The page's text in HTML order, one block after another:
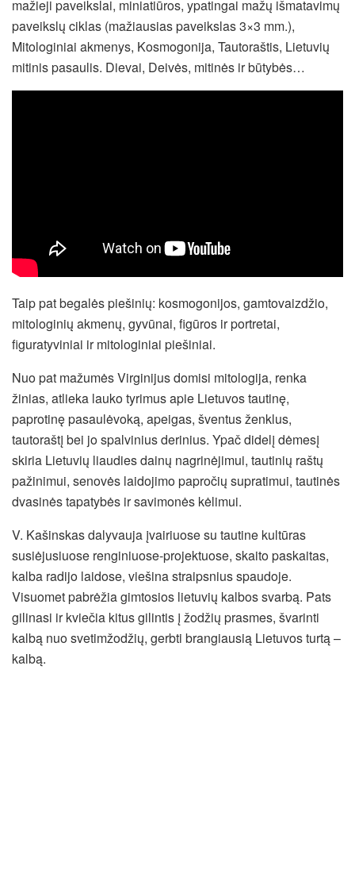
mažieji paveikslai, miniatiūros, ypatingai mažų išmatavimų
paveikslų ciklas (mažiausias paveikslas 3×3 mm.),
Mitologiniai akmenys, Kosmogonija, Tautoraštis, Lietuvių
mitinis pasaulis. Dievai, Deivės, mitinės ir būtybės…
Taip pat begalės piešinių: kosmogonijos, gamtovaizdžio,
mitologinių akmenų, gyvūnai, figūros ir portretai,
figuratyviniai ir mitologiniai piešiniai.
Nuo pat mažumės Virginijus domisi mitologija, renka
žinias, atlieka lauko tyrimus apie Lietuvos tautinę,
paprotinę pasaulėvoką, apeigas, šventus ženklus,
tautoraštį bei jo spalvinius derinius. Ypač didelį dėmesį
skiria Lietuvių liaudies dainų nagrinėjimui, tautinių raštų
pažinimui, senovės laidojimo papročių supratimui, tautinės
dvasinės tapatybės ir savimonės kėlimui.
V. Kašinskas dalyvauja įvairiuose su tautine kultūras
susiėjusiuose renginiuose-projektuose, skaito paskaitas,
kalba radijo laidose, viešina straipsnius spaudoje.
Visuomet pabrėžia gimtosios lietuvių kalbos svarbą. Pats
gilinasi ir kviečia kitus gilintis į žodžių prasmes, švarinti
kalbą nuo svetimžodžių, gerbti brangiausią Lietuvos turtą –
kalbą.